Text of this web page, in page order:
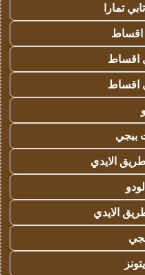
تمارا
اقساط
اقساط
ببجي
الايدي
الايدي